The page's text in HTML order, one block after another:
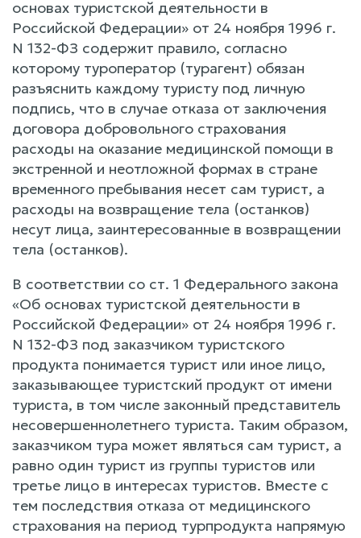
основах туристской деятельности в
Российской Федерации» от 24 ноября 1996 г.
N 132-ФЗ содержит правило, согласно
которому туроператор (турагент) обязан
разъяснить каждому туристу под личную
подпись, что в случае отказа от заключения
договора добровольного страхования
расходы на оказание медицинской помощи в
экстренной и неотложной формах в стране
временного пребывания несет сам турист, а
расходы на возвращение тела (останков)
несут лица, заинтересованные в возвращении
тела (останков).
В соответствии со ст. 1 Федерального закона
«Об основах туристской деятельности в
Российской Федерации» от 24 ноября 1996 г.
N 132-ФЗ под заказчиком туристского
продукта понимается турист или иное лицо,
заказывающее туристский продукт от имени
туриста, в том числе законный представитель
несовершеннолетнего туриста. Таким образом,
заказчиком тура может являться сам турист, а
равно один турист из группы туристов или
третье лицо в интересах туристов. Вместе с
тем последствия отказа от медицинского
страхования на период турпродукта напрямую